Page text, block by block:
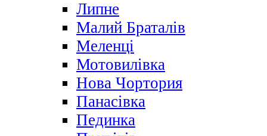
Липне
Малий Браталів
Меленці
Мотовилівка
Нова Чортория
Панасівка
Пединка